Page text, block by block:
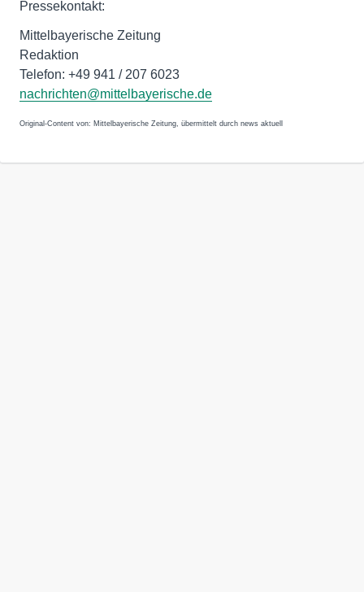
Pressekontakt:
Mittelbayerische Zeitung
Redaktion
Telefon: +49 941 / 207 6023
nachrichten@mittelbayerische.de
Original-Content von: Mittelbayerische Zeitung, übermittelt durch news aktuell